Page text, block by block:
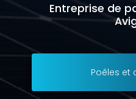
Entreprise de
Poêles et